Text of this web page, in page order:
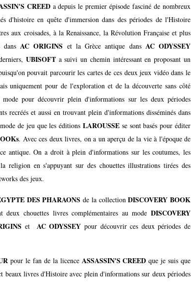
CREEDa depuis le premier épisode fasciné de nombreux
d'histoire en quête d'immersion dans des périodes de l'Histoire
aux croisades, à la Renaissance, la Révolution Française et plus
dans AC ORIGINS et la Grèce antique dans AC ODYSSEY
UBISOFTa suivi un chemin intéressant en proposant un
pouvait parcourir les cartes de ces deux jeux vidéo dans le
uniquement pour de l'exploration et de la découverte sans côté
pour découvrir plein d'informations sur les deux périodes
recréés et aussi en trouvant plein d'informations disséminés dans
de jeu que les éditionsLAROUSSE se sont basés pour éditer
. Avec ces deux livres, on a un aperçu de la vie à l'époque de
antique. On a droit à plein d'informations sur les coutumes, les
religion en s'appuyant sur des chouettes illustrations tirées des
des jeux.
DES PHARAONS de la collectionDISCOVERY BOOK
deux chouettes livres complémentaires au modeDISCOVERY
et AC ODYSSEY pour découvrir ces deux périodes de
pour le fan de la licence ASSASSIN'S CREED que je suis que
beaux livres d'Histoire avec plein d'informations sur deux périodes